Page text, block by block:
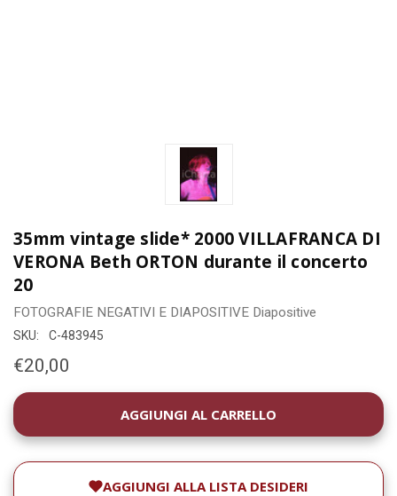
35mm vintage slide* 2000 VILLAFRANCA DI
VERONA Beth ORTON durante il concerto
20
FOTOGRAFIE NEGATIVI E DIAPOSITIVE Diapositive
SKU: C-483945
€20,00
DISPONIBILITÀ
ATTUALE:
AGGIUNGI ALLA LISTA DESIDERI